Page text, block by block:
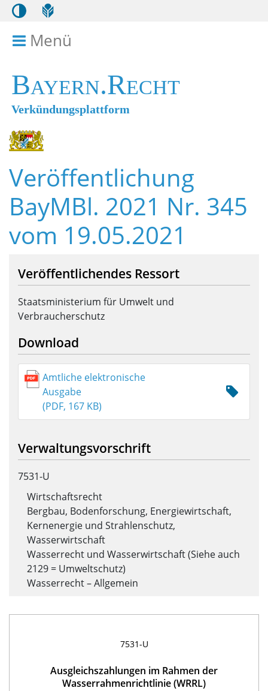
Menü
Bayern.Recht
Verkündungsplattform
Veröffentlichung
BayMBl. 2021 Nr. 345
vom 19.05.2021
Veröffentlichendes Ressort
Staatsministerium für Umwelt und
Verbraucherschutz
Download
Amtliche elektronische
Ausgabe
(PDF, 167 KB)
Verwaltungsvorschrift
7531-U
Wirtschaftsrecht
Bergbau, Bodenforschung, Energiewirtschaft,
Kernenergie und Strahlenschutz,
Wasserwirtschaft
Wasserrecht und Wasserwirtschaft (Siehe auch
2129 = Umweltschutz)
Wasserrecht – Allgemein
7531-U
Ausgleichszahlungen im Rahmen der
Wasserrahmenrichtlinie (WRRL)